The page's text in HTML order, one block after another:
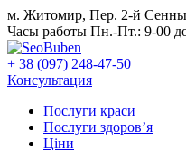
м. Житомир, Пер. 2-й
Часы работы Пн.-Пт.: 9-00
+ 38 (097) 248-47-50
Консультация
Послуги краси
Послуги здоров’я
Ціни